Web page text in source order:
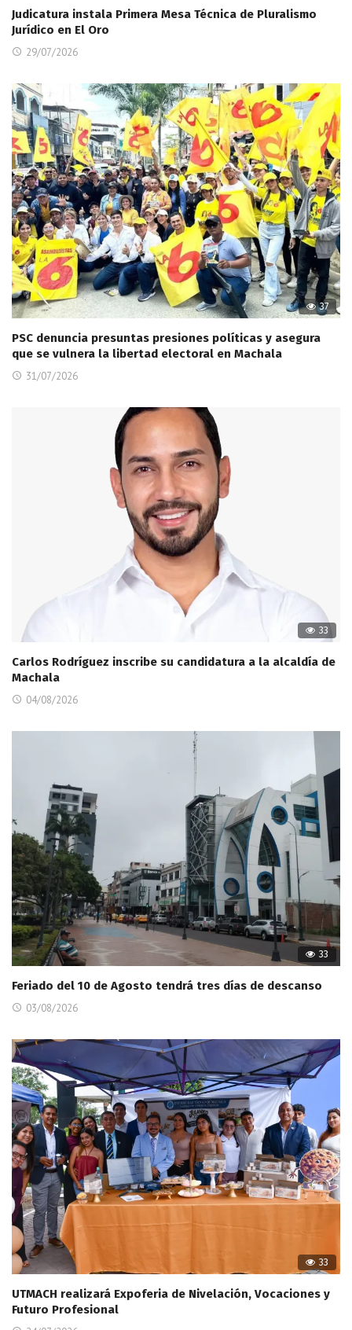
Judicatura instala Primera Mesa Técnica de Pluralismo
Jurídico en El Oro
29/07/2026
37
PSC denuncia presuntas presiones políticas y asegura
que se vulnera la libertad electoral en Machala
31/07/2026
33
Carlos Rodríguez inscribe su candidatura a la alcaldía de
Machala
04/08/2026
33
Feriado del 10 de Agosto tendrá tres días de descanso
03/08/2026
33
UTMACH realizará Expoferia de Nivelación, Vocaciones y
Futuro Profesional